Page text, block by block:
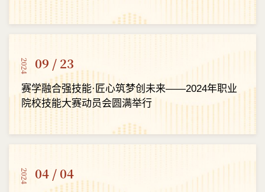
走的思政课堂，红色研学强思想”主题活动
2024 09 / 23
赛学融合强技能·匠心筑梦创未来——2024年职业
院校技能大赛动员会圆满举行
2024 04 / 04